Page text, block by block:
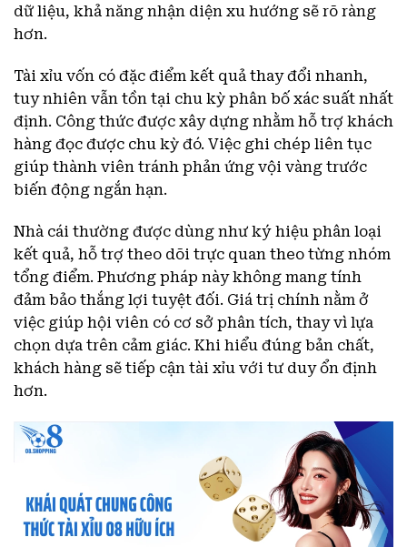
dữ liệu, khả năng nhận diện xu hướng sẽ rõ ràng
hơn.
Tài xỉu vốn có đặc điểm kết quả thay đổi nhanh,
tuy nhiên vẫn tồn tại chu kỳ phân bố xác suất nhất
định. Công thức được xây dựng nhằm hỗ trợ khách
hàng đọc được chu kỳ đó. Việc ghi chép liên tục
giúp thành viên tránh phản ứng vội vàng trước
biến động ngắn hạn.
Nhà cái thường được dùng như ký hiệu phân loại
kết quả, hỗ trợ theo dõi trực quan theo từng nhóm
tổng điểm. Phương pháp này không mang tính
đảm bảo thắng lợi tuyệt đối. Giá trị chính nằm ở
việc giúp hội viên có cơ sở phân tích, thay vì lựa
chọn dựa trên cảm giác. Khi hiểu đúng bản chất,
khách hàng sẽ tiếp cận tài xỉu với tư duy ổn định
hơn.